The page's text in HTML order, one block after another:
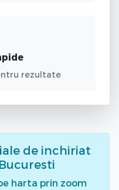
rezultate
de inchiriat
harta prin zoom